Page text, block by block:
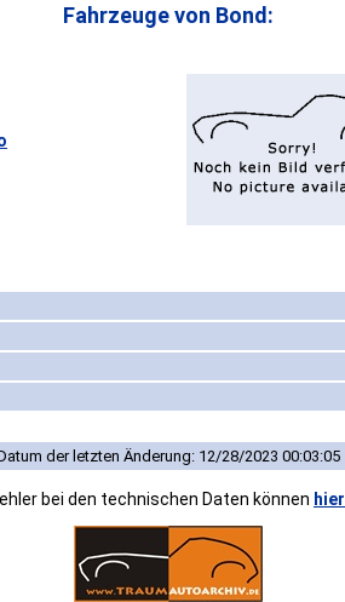
Fahrzeuge von Bond:
der letzten Änderung: 12/28/2023 00:03:05
bei den technischen Daten können hier